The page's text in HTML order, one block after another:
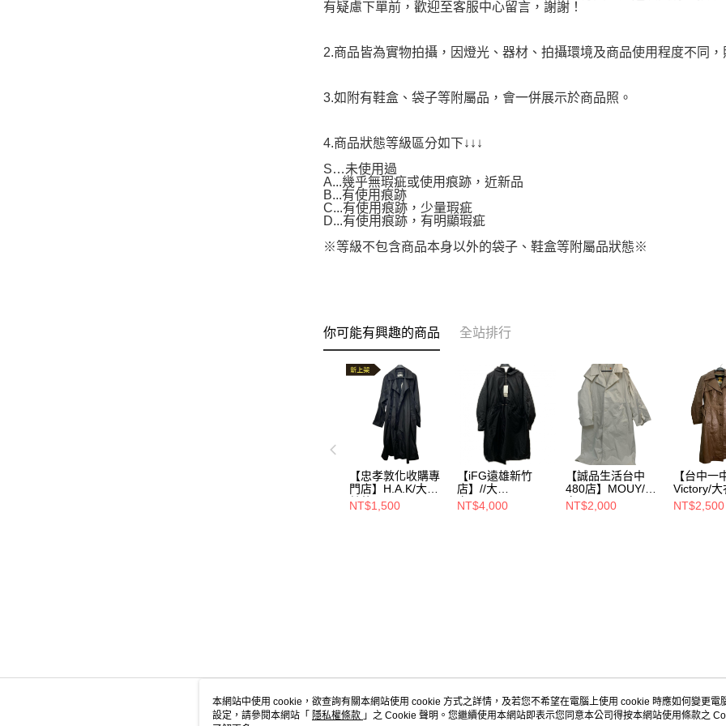
有疑慮下單前，歡迎至客服中心留言，謝謝！
2.商品皆為實物拍攝，因燈光、器材、拍攝環境及商品使用程度不同
3.如附有鞋盒、袋子等附屬品，會一併展示於商品照。
4.商品狀態等級區分如下↓↓↓
S…未使用過
A...幾乎無瑕疵或使用痕跡，近新品
B...有使用痕跡
C...有使用痕跡，少量瑕疵
D...有使用痕跡，有明顯瑕疵
※等級不包含商品本身以外的袋子、鞋盒等附屬品狀態※
你可能有興趣的商品 全站排行
【忠孝敦化收購專
門店】H.A.K/大衣/
其他/31110141
1020-360-2402
NT$1,500
【iFG遠雄新竹
店】//大
衣/FREE/AMK-
GLR-241002
NT$4,000
【誠品生活台中
480店】MOUY/大
衣//
NT$2,000
【台中一
Victory/大
NT$2,500
關於我們 客服資訊
本網站中使用 cookie，欲查詢有關本網站使用 cookie 方式之詳情，及若您不希望在電腦上使用 cookie 時應如何變更電
設定，請參閱本網站「 隱私權條款 」之 Cookie 聲明。您繼續使用本網站即表示您同意本公司得按本網站使用條款之